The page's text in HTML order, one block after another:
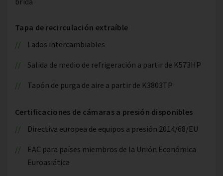
Tapa de recirculación extraíble
Lados intercambiables
Salida de medio de refrigeración a partir de K573HP
Tapón de purga de aire a partir de K3803TP
Certificaciones de cámaras a presión disponibles
Directiva europea de equipos a presión 2014/68/EU
EAC para países miembros de la Unión Económica
Euroasiática